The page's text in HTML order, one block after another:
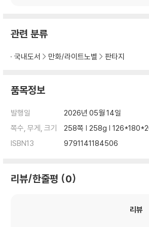
관련 분류
국내도서 만화/라이트노벨 판타지
품목정보
발행일
2026년 05월 14일
쪽수, 무게, 크기
258쪽 | 258g |
ISBN13
9791141184506
리뷰/한줄평 0
리뷰